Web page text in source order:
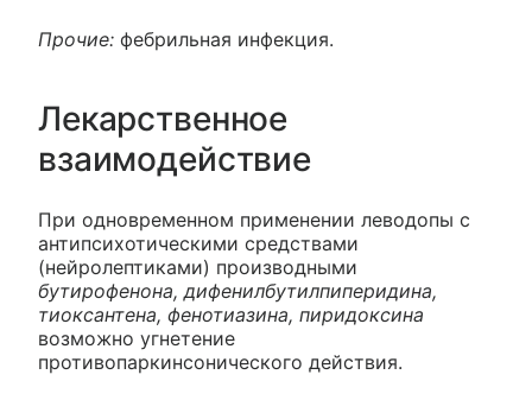
Прочие: фебрильная инфекция.
Лекарственное
взаимодействие
При одновременном применении леводопы с
антипсихотическими средствами
(нейролептиками) производными
бутирофенона, дифенилбутилпиперидина,
тиоксантена, фенотиазина, пиридоксина
возможно угнетение
противопаркинсонического действия.